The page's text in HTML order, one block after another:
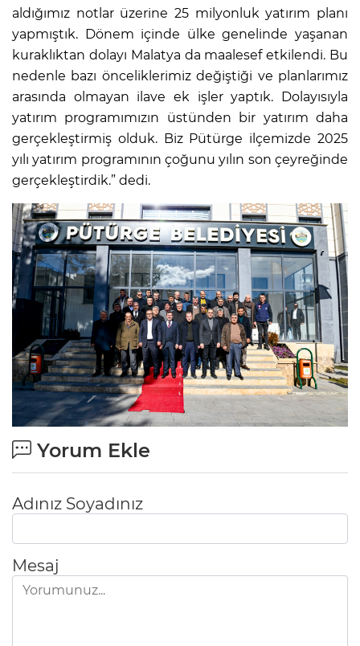
aldığımız notlar üzerine 25 milyonluk yatırım planı
yapmıştık. Dönem içinde ülke genelinde yaşanan
kuraklıktan dolayı Malatya da maalesef etkilendi. Bu
nedenle bazı önceliklerimiz değiştiği ve planlarımız
arasında olmayan ilave ek işler yaptık. Dolayısıyla
yatırım programımızın üstünden bir yatırım daha
gerçekleştirmiş olduk. Biz Pütürge ilçemizde 2025
yılı yatırım programının çoğunu yılın son çeyreğinde
gerçekleştirdik.” dedi.
Yorum Ekle
Adınız Soyadınız
Mesaj